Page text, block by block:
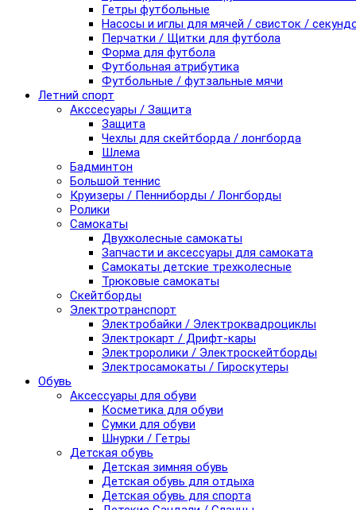
Гетры футбольные
Насосы и иглы для мячей / свисток /
Перчатки / Щитки для футбола
Форма для футбола
Футбольная атрибутика
Футбольные / футзальные мячи
Летний спорт
Акссесуары / Защита
Защита
Чехлы для скейтборда / лонгборда
Шлема
Бадминтон
Большой теннис
Круизеры / Пенниборды / Лонгборды
Ролики
Самокаты
Двухколесные самокаты
Запчасти и аксессуары для самоката
Самокаты детские трехколесные
Трюковые самокаты
Скейтборды
Электротранспорт
Электробайки / Электроквадроциклы
Электрокарт / Дрифт-кары
Электроролики / Электроскейтборды
Электросамокаты / Гироскутеры
Обувь
Аксессуары для обуви
Косметика для обуви
Сумки для обуви
Шнурки / Гетры
Детская обувь
Детская зимняя обувь
Детская обувь для отдыха
Детская обувь для спорта